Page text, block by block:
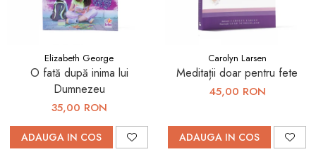
Elizabeth George
O fată după inima lui
Dumnezeu
35,00 RON
ADAUGA IN COS
Carolyn Larsen
Meditații doar pentru fete
45,00 RON
ADAUGA IN COS